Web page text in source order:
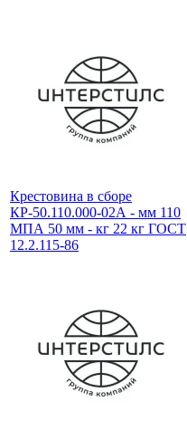
Крестовина в сборе
КР-50.110.000-02А - мм 110
МПА 50 мм - кг 22 кг ГОСТ
12.2.115-86